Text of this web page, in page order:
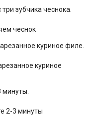
зубчика чеснока.
куриное филе.
минуты.